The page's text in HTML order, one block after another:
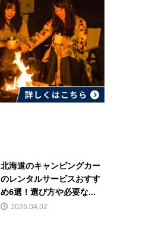
北海道のキャンピングカー
のレンタルサービスおすす
め6選！選び方や必要な...
2026.04.02